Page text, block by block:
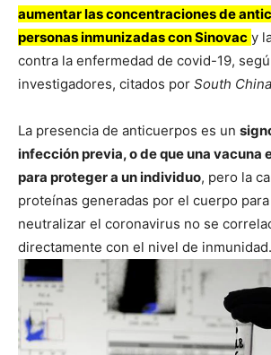
aumentar las concentraciones de
personas inmunizadas con Sinovac y
contra la enfermedad de covid-19,
investigadores, citados por South
La presencia de anticuerpos es un
infección previa, o de que una vacuna
para proteger a un individuo, pero la
proteínas generadas por el cuerpo
neutralizar el coronavirus no se
directamente con el nivel de inmunidad.